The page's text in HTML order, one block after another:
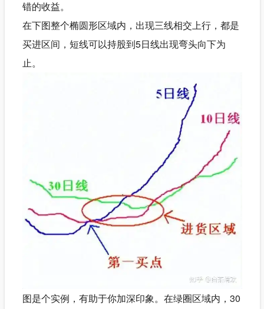
错的收益。
在下图整个椭圆形区域内，出现三线相交上行，都是
买进区间，短线可以持股到5日线出现弯头向下为
止。
图是个实例，有助于你加深印象。在绿圈区域内，30